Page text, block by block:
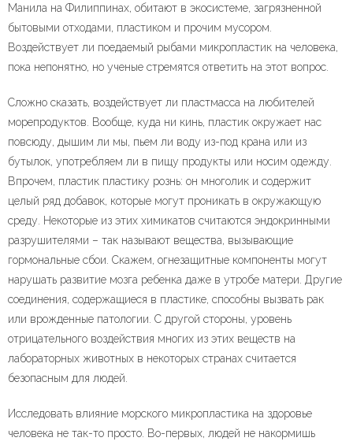
Манила на Филиппинах, обитают в экосистеме, загрязненной
бытовыми отходами, пластиком и прочим мусором.
Воздействует ли поедаемый рыбами микропластик на человека,
пока непонятно, но ученые стремятся ответить на этот вопрос.
Сложно сказать, воздействует ли пластмасса на любителей
морепродуктов. Вообще, куда ни кинь, пластик окружает нас
повсюду, дышим ли мы, пьем ли воду из-под крана или из
бутылок, употребляем ли в пищу продукты или носим одежду.
Впрочем, пластик пластику рознь: он многолик и содержит
целый ряд добавок, которые могут проникать в окружающую
среду. Некоторые из этих химикатов считаются эндокринными
разрушителями – так называют вещества, вызывающие
гормональные сбои. Скажем, огнезащитные компоненты могут
нарушать развитие мозга ребенка даже в утробе матери. Другие
соединения, содержащиеся в пластике, способны вызвать рак
или врожденные патологии. С другой стороны, уровень
отрицательного воздействия многих из этих веществ на
лабораторных животных в некоторых странах считается
безопасным для людей.
Исследовать влияние морского микропластика на здоровье
человека не так-то просто. Во-первых, людей не накормишь